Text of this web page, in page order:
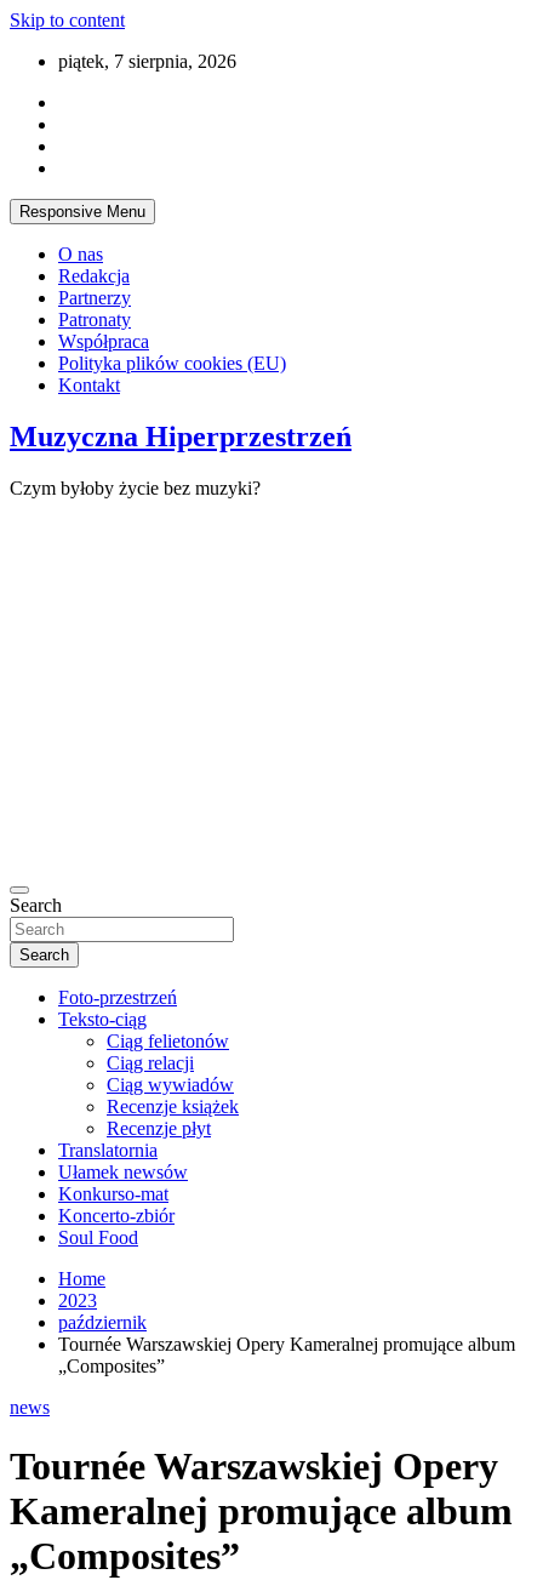
Skip to content
piątek, 7 sierpnia, 2026
Responsive Menu
O nas
Redakcja
Partnerzy
Patronaty
Współpraca
Polityka plików cookies (EU)
Kontakt
Muzyczna Hiperprzestrzeń
Czym byłoby życie bez muzyki?
Search
Search
Foto-przestrzeń
Teksto-ciąg
Ciąg felietonów
Ciąg relacji
Ciąg wywiadów
Recenzje książek
Recenzje płyt
Translatornia
Ułamek newsów
Konkurso-mat
Koncerto-zbiór
Soul Food
Home
2023
październik
Tournée Warszawskiej Opery Kameralnej promujące album
„Composites”
news
Tournée Warszawskiej Opery
Kameralnej promujące album
„Composites”